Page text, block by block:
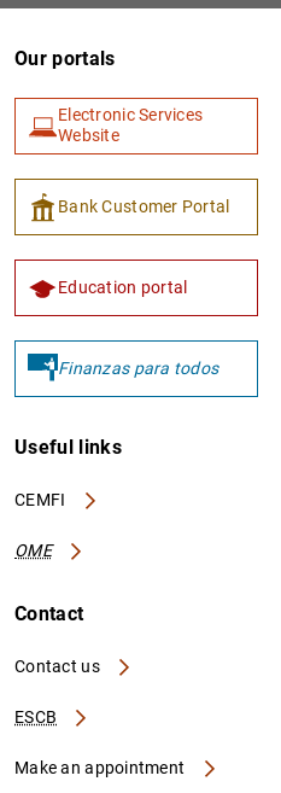
Our portals
Electronic Services
Website
Bank Customer Portal
Education portal
Finanzas para todos
Useful links
CEMFI
OME
Contact
Contact us
ESCB
Make an appointment